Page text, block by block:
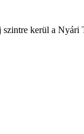
szintre kerül a